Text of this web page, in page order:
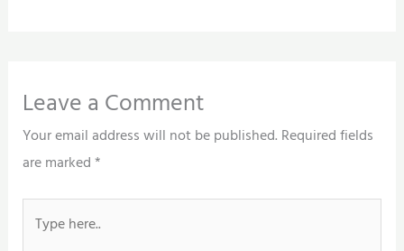
Leave a Comment
Your email address will not be published. Required fields
are marked*
here..